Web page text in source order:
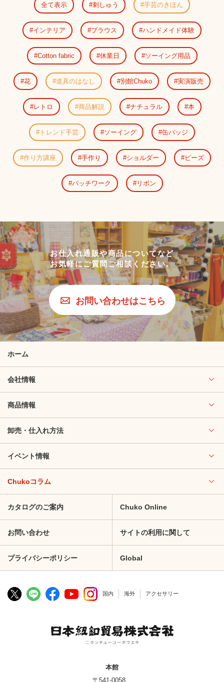
全て表示 刺しゅう 手芸のきほん
インテリア ブラウス ハンドメイド体験
Cotton fabric 休業日 ソーイング用品
花 道具のはなし 別館Chuko 実演販売
レトロ 商品解説 ナチュラル 本
トレンド手芸 ソーイング 缶バッジ
作り方講座 手作り ショルダー ビーズ
パッチワーク リボン
お仕入れ通販や商品についてなど
お気軽にご質問ご相談ください。
お問い合わせはこちら
ホーム
会社情報
商品情報
卸売・仕入れ方法
イベント情報
Chukoコラム
カタログのご案内 Chuko Online
お問い合わせ サイトの利用に関して
プライバシーポリシー Global
国内 海外 アクセサリー
本館
〒541-0058